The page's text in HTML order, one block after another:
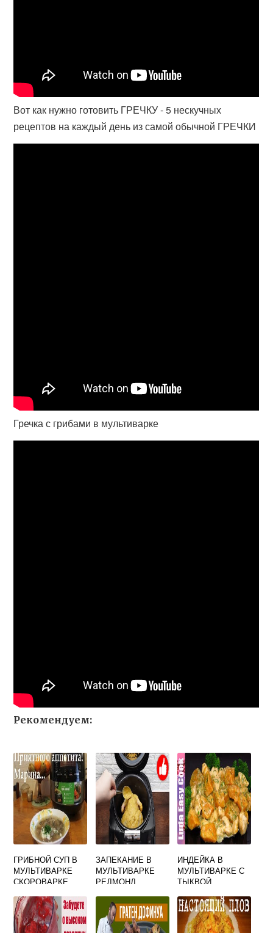
Вот как нужно готовить ГРЕЧКУ - 5 нескучных
рецептов на каждый день из самой обычной ГРЕЧКИ
Гречка с грибами в мультиварке
Рекомендуем:
ГРИБНОЙ СУП В
МУЛЬТИВАРКЕ
СКОРОВАРКЕ
ЗАПЕКАНИЕ В
МУЛЬТИВАРКЕ
РЕДМОНД
ИНДЕЙКА В
МУЛЬТИВАРКЕ С
ТЫКВОЙ